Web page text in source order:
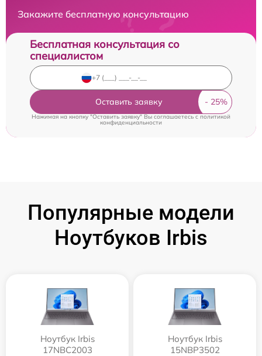
Закажите бесплатную консультацию
Бесплатная консультация со
специалистом
Оставить заявку
Нажимая на кнопку "Оставить заявку" Вы соглашаетесь cполитикой
конфиденциальности
Популярные модели
Ноутбуков Irbis
Ноутбук Irbis
17NBC2003
Ноутбук Irbis
15NBP3502